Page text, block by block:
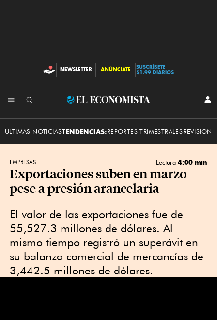
CONTRIBUCIONES
NEWSLETTER ANÚNCIATE
SUSCRÍBETE
$1.99 DIARIOS
El
ÚLTIMAS NOTICIASTENDENCIAS:REPORTES TRIMESTRALESREVISIÓN
EMPRESAS Lectura 4:00 min
Exportaciones suben en marzo
pese a presión arancelaria
El valor de las exportaciones fue de
55,527.3 millones de dólares. Al
mismo tiempo registró un superávit en
su balanza comercial de mercancías de
3,442.5 millones de dólares.